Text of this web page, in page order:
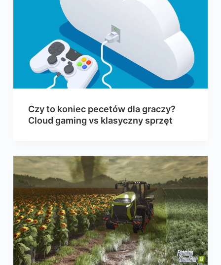
Czy to koniec pecetów dla graczy?
Cloud gaming vs klasyczny sprzęt